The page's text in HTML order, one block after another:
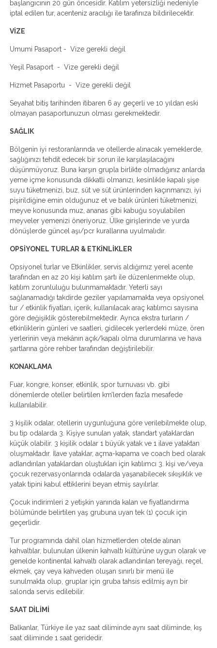
başlangıcının 20 gün öncesidir. Katılım yetersizliği nedeniyle
iptal edilen tur, acenteniz aracılığı ile tarafınıza bildirilecektir.
VİZE
Umumi Pasaport - Vize gerekli değil
Yeşil Pasaport - Vize gerekli değil
Hizmet Pasaportu - Vize gerekli değil
Seyahat bitiş tarihinden itibaren 6 ay geçerli ve 10 yıldan eski
olmayan pasaportunuzun olması gerekmektedir.
SAĞLIK
Bölgenin iyi restoranlarında ve otellerde alınacak yemeklerde,
sağlığınızı tehdit edecek bir sorun ile karşılaşılacağını
düşünmüyoruz. Buna karşın grupla birlikte olmadığınız anlarda
yeme içme konusunda dikkatli olmanızı, kesinlikle kapalı şişe
suyu tüketmenizi, buz, süt ve süt ürünlerinden kaçınmanızı, iyi
pişirildiğine emin olduğunuz et ve balık ürünleri tüketmenizi,
meyve konusunda muz, ananas gibi kabuğu soyulabilen
meyveler yemenizi öneriyoruz. Ülke girişlerinde ve yurda
dönüşlerde güncel aşı/pcr kurallarına uyulmalıdır.
OPSİYONEL TURLAR & ETKİNLİKLER
Opsiyonel turlar ve Etkinlikler, servis aldığımız yerel acente
tarafından en az 20 kişi katılım şartı ile düzenlenmekte olup,
katılım zorunluluğu bulunmamaktadır. Yeterli sayı
sağlanamadığı takdirde geziler yapılamamakta veya opsiyonel
tur / etkinlik fiyatları, içerik, kullanılacak araç katılımcı sayısına
göre değişiklik gösterebilmektedir. Ayrıca ekstra turların /
etkinliklerin günleri ve saatleri, gidilecek yerlerdeki müze, ören
yerlerinin veya mekânın açık/kapalı olma durumlarına ve hava
şartlarına göre rehber tarafından değiştirilebilir.
KONAKLAMA
Fuar, kongre, konser, etkinlik, spor turnuvası vb. gibi
dönemlerde oteller belirtilen km’lerden fazla mesafede
kullanılabilir.
3 kişilik odalar, otellerin uygunluğuna göre verilebilmekte olup,
bu tip odalarda 3. Kişiye sunulan yatak, standart yataklardan
küçük olabilir. 3 kişilik odalar 1 büyük yatak ve 1 ilave yataktan
oluşmaktadır. İlave yataklar, açma-kapama ve coach bed olarak
adlandırılan yataklardan oluştukları için katılımcı 3. kişi ve/veya
çocuk rezervasyonlarında odalarda yaşanabilecek sıkışıklık ve
yatak tipini kabul ettiklerini beyan etmiş sayılırlar.
Çocuk indirimleri 2 yetişkin yanında kalan ve fiyatlandırma
bölümünde belirtilen yaş grubuna uyan tek (1) çocuk için
geçerlidir.
Tur programında dahil olan hizmetlerden otelde alınan
kahvaltılar, bulunulan ülkenin kahvaltı kültürüne uygun olarak ve
genelde kontinental kahvaltı olarak adlandırılan tereyağı, reçel,
ekmek, çay veya kahveden oluşan sınırlı bir menü ile
sunulmakta olup, gruplar için gruba tahsis edilmiş ayrı bir
salonda servis edilebilir.
SAAT DİLİMİ
Balkanlar, Türkiye ile yaz saat diliminde aynı saat diliminde, kış
saat diliminde 1 saat geridedir.